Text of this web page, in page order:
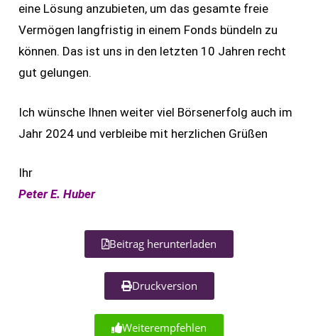
eine Lösung anzubieten, um das gesamte freie
Vermögen langfristig in einem Fonds bündeln zu
können. Das ist uns in den letzten 10 Jahren recht
gut gelungen.
Ich wünsche Ihnen weiter viel Börsenerfolg auch im
Jahr 2024 und verbleibe mit herzlichen Grüßen
Ihr
Peter E. Huber
Beitrag herunterladen
Druckversion
Weiterempfehlen